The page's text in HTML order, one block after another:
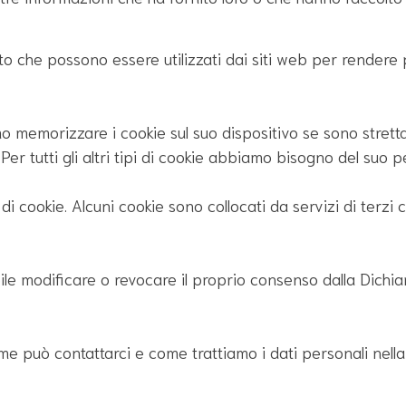
che possono essere utilizzati dai siti web per
memorizzare i cookie sul suo dispositivo se sono
tutti gli altri tipi di cookie abbiamo bisogno del suo
cookie. Alcuni cookie sono collocati da servizi di terzi
modificare o revocare il proprio consenso dalla
può contattarci e come trattiamo i dati personali